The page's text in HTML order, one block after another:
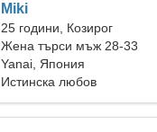
Miki
25 години, Козирог
Жена търси мъж 28-33
Yanai, Япония
Истинска любов